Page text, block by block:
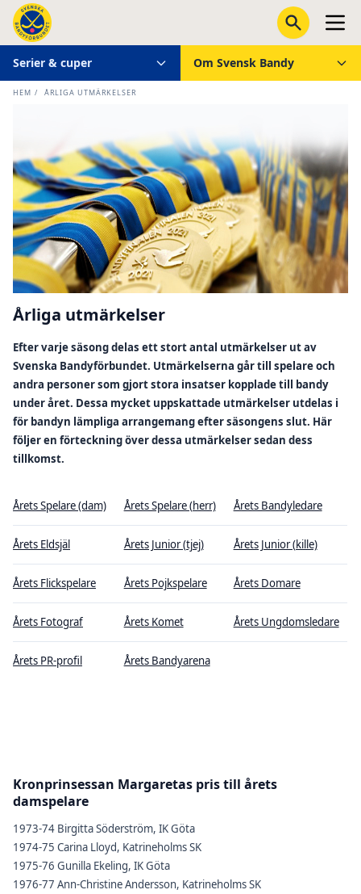
Serier & cuper Om Svensk Bandy
HEM / ÅRLIGA UTMÄRKELSER
Årliga utmärkelser
Efter varje säsong delas ett stort antal utmärkelser ut av
Svenska Bandyförbundet. Utmärkelserna går till spelare och
andra personer som gjort stora insatser kopplade till bandy
under året. Dessa mycket uppskattade utmärkelser utdelas i
för bandyn lämpliga arrangemang efter säsongens slut. Här
följer en förteckning över dessa utmärkelser sedan dess
tillkomst.
Årets Spelare (dam) Årets Spelare (herr) Årets Bandyledare
Årets Eldsjäl Årets Junior (tjej) Årets Junior (kille)
Årets Flickspelare Årets Pojkspelare Årets Domare
Årets Fotograf Årets Komet Årets Ungdomsledare
Årets PR-profil Årets Bandyarena
Kronprinsessan Margaretas pris till årets
damspelare
1973-74 Birgitta Söderström, IK Göta
1974-75 Carina Lloyd, Katrineholms SK
1975-76 Gunilla Ekeling, IK Göta
1976-77 Ann-Christine Andersson, Katrineholms SK